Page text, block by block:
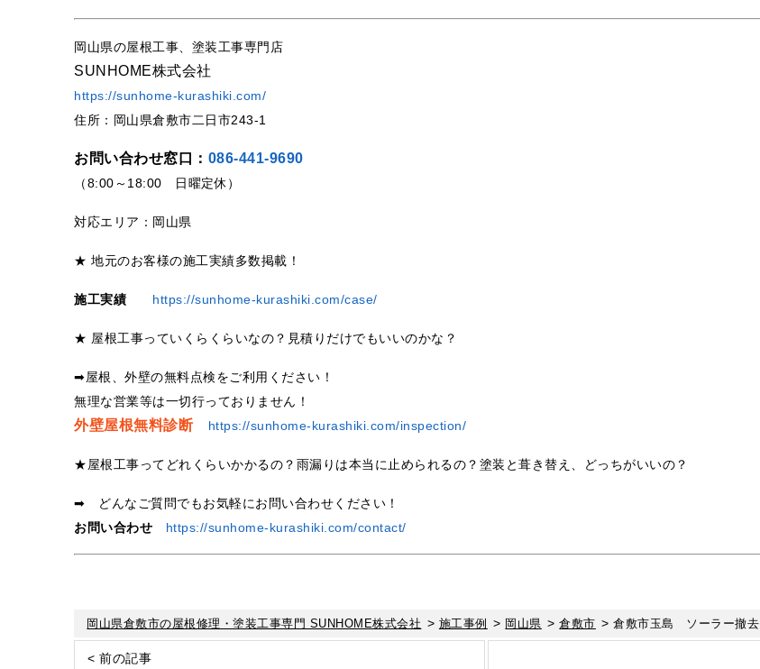
岡山県の屋根工事、塗装工事専門店
SUNHOME株式会社
https://sunhome-kurashiki.com/
住所：岡山県倉敷市二日市243-1
お問い合わせ窓口： 086-441-9690
（8:00～18:00 日曜定休）
対応エリア：岡山県
★ 地元のお客様の施工実績多数掲載！
施工実績 https://sunhome-kurashiki.com/case/
★ 屋根工事っていくらくらいなの？見積りだけでもいいのかな？
➡屋根、外壁の無料点検をご利用ください！
無理な営業等は一切行っておりません！
外壁屋根無料診断 https://sunhome-kurashiki.com/inspection/
★屋根工事ってどれくらいかかるの？雨漏りは本当に止められるの？塗装と葺き替え、どっちがいいの？
➡ どんなご質問でもお気軽にお問い合わせください！
お問い合わせ
https://sunhome-kurashiki.com/contact/
岡山県倉敷市の屋根修理・塗装工事専門 SUNHOME株式会社 > 施工事例 > 岡山県 >倉敷市 >倉敷市玉島 ソーラー撤去
< 前の記事